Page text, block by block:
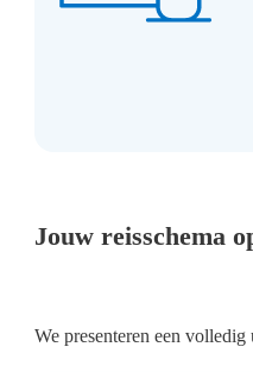
Jouw reisschema
We presenteren een